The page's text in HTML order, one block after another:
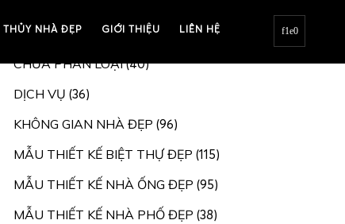
THỦY NHÀ ĐẸP GIỚI THIỆU LIÊN HỆ
BIỆT THỰ, NHÀ VƯỜN(207)
CHƯA PHÂN LOẠI(40)
DỊCH VỤ (36)
KHÔNG GIAN NHÀ ĐẸP (96)
MẪU THIẾT KẾ BIỆT THỰ ĐẸP (115)
MẪU THIẾT KẾ NHÀ ỐNG ĐẸP (95)
MẪU THIẾT KẾ NHÀ PHỐ ĐẸP (38)